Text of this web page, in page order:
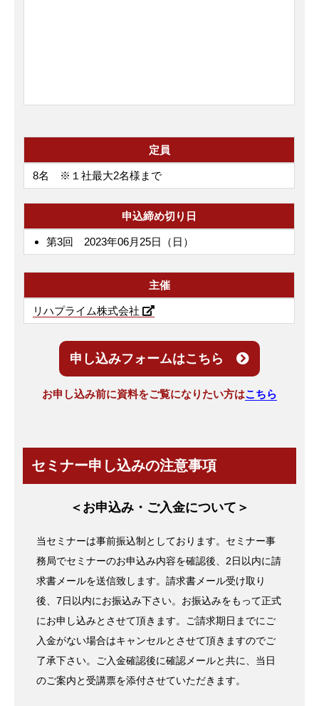
定員
8名 ※１社最大2名様まで
申込締め切り日
第3回 2023年06月25日（日）
主催
リハプライム株式会社
申し込みフォームはこちら
お申し込み前に資料をご覧になりたい方はこちら
セミナー申し込みの注意事項
＜お申込み・ご入金について＞
当セミナーは事前振込制としております。セミナー事
務局でセミナーのお申込み内容を確認後、2日以内に請
求書メールを送信致します。請求書メール受け取り
後、7日以内にお振込み下さい。お振込みをもって正式
にお申し込みとさせて頂きます。ご請求期日までにご
入金がない場合はキャンセルとさせて頂きますのでご
了承下さい。ご入金確認後に確認メールと共に、当日
のご案内と受講票を添付させていただきます。